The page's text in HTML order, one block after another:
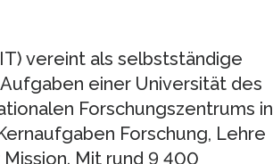
vereint als selbstständige
einer Universität des
Forschungszentrums in
Forschung, Lehre
Mit rund 9 400